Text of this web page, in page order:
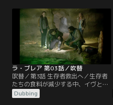
が、妻子を家に戻すためのカギかも
しれないことを知る。
ラ・ブレア 第03話／吹替
吹替／第3話 生存者救出へ／生存者
たちの食料が減少する中、イヴとタ
イはリスクを承知で森へ狩りに出か
ける。そして2人の生存を脅かす予
Dubbing